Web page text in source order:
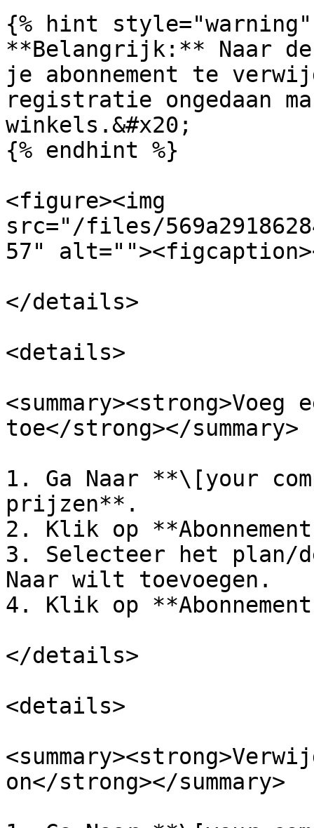
{% hint style="warning"
**Belangrijk:** Naar
je abonnement te
registratie ongedaan
winkels.&#x20;
{% endhint %}
<figure><img
src="/files/
57"
</details>
<details>
toe</strong></summary>
1. Ga Naar **\[your
prijzen**.
2. Klik op
3. Selecteer het plan/
Naar wilt toevoegen.
4. Klik op
</details>
<details>
on</strong></summary>